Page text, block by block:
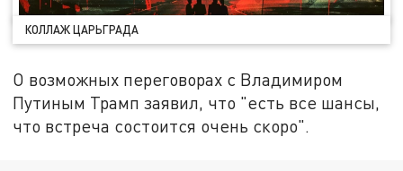
КОЛЛАЖ ЦАРЬГРАДА
О возможных переговорах с Владимиром
Путиным Трамп заявил, что "есть все шансы,
что встреча состоится очень скоро".